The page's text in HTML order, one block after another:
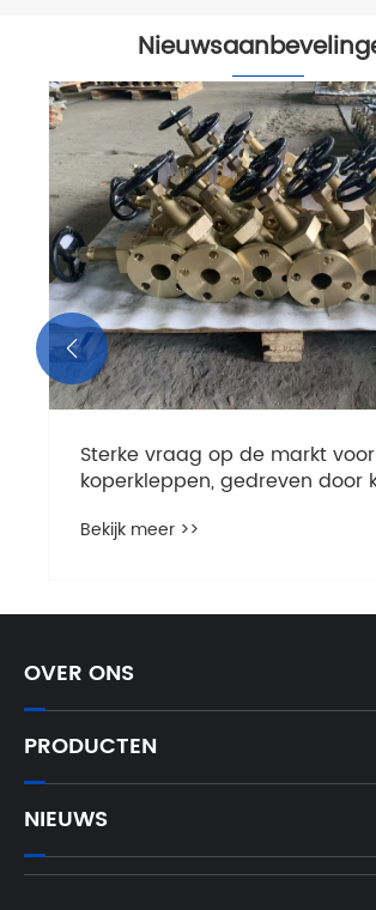
Wivo Valves Co., Ltd. -
betrouwbare
Bekijk meer >>

OVER ONS
PRODUCTEN
NIEUWS